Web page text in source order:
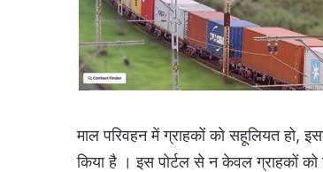
माल परिवहन में ग्राहकों को सहूलियत हो,
किया है । इस पोर्टल से न केवल ग्राहकों